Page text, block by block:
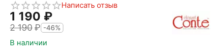
Написать отзыв
1 190 ₽
2 190₽ -46%
В наличии